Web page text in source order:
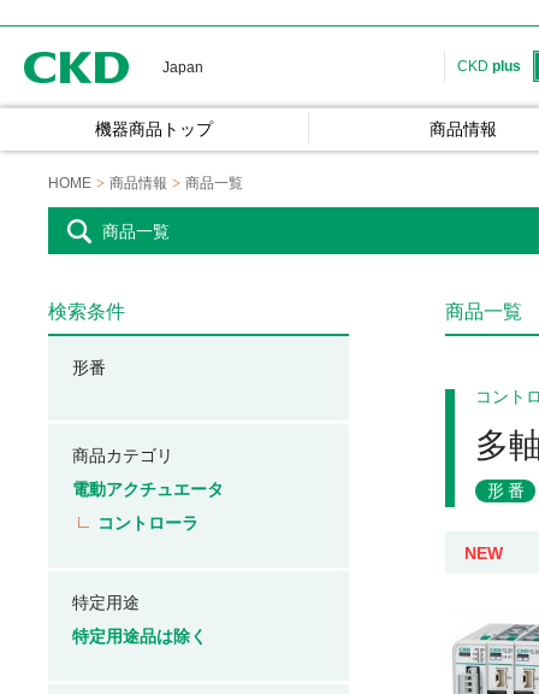
Japan CKD plus
機器商品トップ 商品情報
HOME 商品情報 商品一覧
商品一覧
商品一覧
コント
多
形番
NEW
検索条件
形番
商品カテゴリ
電動アクチュエータ
コントローラ
特定用途
特定用途品は除く